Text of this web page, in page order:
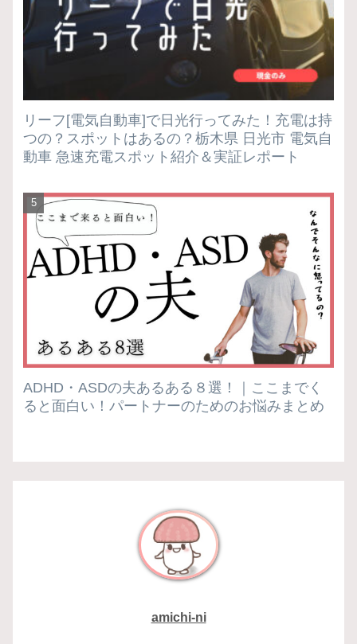
リーフ[電気自動車]で日光行ってみた！充電は持
つの？スポットはあるの？栃木県 日光市 電気自
動車 急速充電スポット紹介＆実証レポート
ADHD・ASDの夫あるある８選！｜ここまでく
ると面白い！パートナーのためのお悩みまとめ
amichi-ni